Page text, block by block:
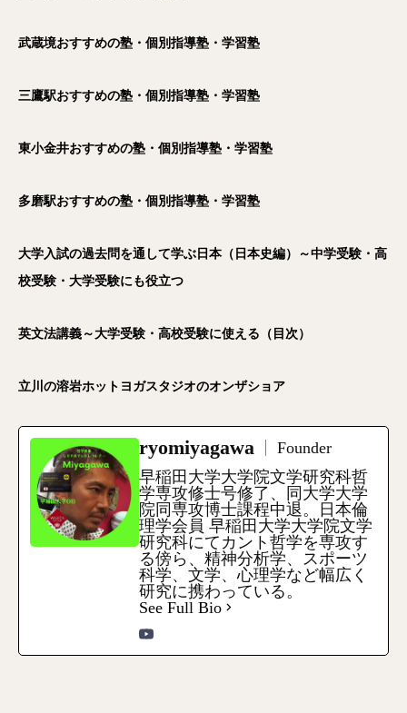
武蔵境おすすめの塾・個別指導塾・学習塾
三鷹駅おすすめの塾・個別指導塾・学習塾
東小金井おすすめの塾・個別指導塾・学習塾
多磨駅おすすめの塾・個別指導塾・学習塾
大学入試の過去問を通して学ぶ日本（日本史編）～中学受験・高
校受験・大学受験にも役立つ
英文法講義～大学受験・高校受験に使える（目次）
立川の溶岩ホットヨガスタジオのオンザショア
ryomiyagawa
Founder
早稲田大学大学院文学研究科哲
学専攻修士号修了、同大学大学
院同専攻博士課程中退。日本倫
理学会員 早稲田大学大学院文学
研究科にてカント哲学を専攻す
る傍ら、精神分析学、スポーツ
科学、文学、心理学など幅広く
研究に携わっている。
See Full Bio